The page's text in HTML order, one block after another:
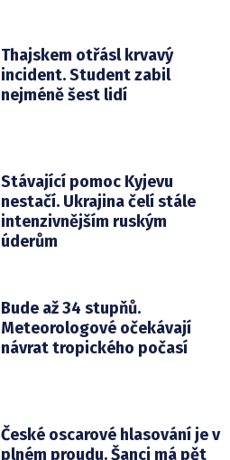
Thajskem otřásl krvavý
incident. Student zabil
nejméně šest lidí
Stávající pomoc Kyjevu
nestačí. Ukrajina čelí stále
intenzivnějším ruským
úderům
Bude až 34 stupňů.
Meteorologové očekávají
návrat tropického počasí
České oscarové hlasování je v
plném proudu. Šanci má pět